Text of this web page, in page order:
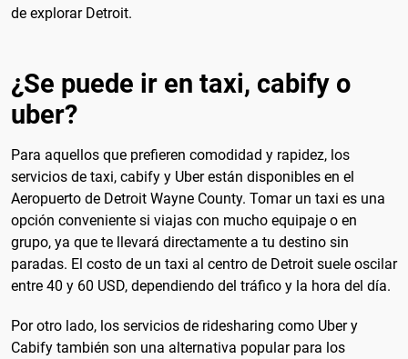
de explorar Detroit.
¿Se puede ir en taxi, cabify o
uber?
Para aquellos que prefieren comodidad y rapidez, los
servicios de taxi, cabify y Uber están disponibles en el
Aeropuerto de Detroit Wayne County. Tomar un taxi es una
opción conveniente si viajas con mucho equipaje o en
grupo, ya que te llevará directamente a tu destino sin
paradas. El costo de un taxi al centro de Detroit suele oscilar
entre 40 y 60 USD, dependiendo del tráfico y la hora del día.
Por otro lado, los servicios de ridesharing como Uber y
Cabify también son una alternativa popular para los